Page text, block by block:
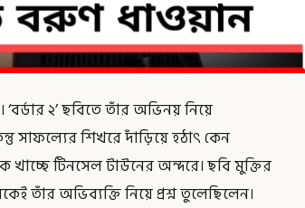
২’ ছবিতে তাঁর অভিনয় নিয়ে
সাফল্যের শিখরে দাঁড়িয়ে হঠাৎ কেন
টিনসেল টাউনের অন্দরে। ছবি মুক্তির
তাঁর অভিব্যক্তি নিয়ে প্রশ্ন তুলেছিলেন।